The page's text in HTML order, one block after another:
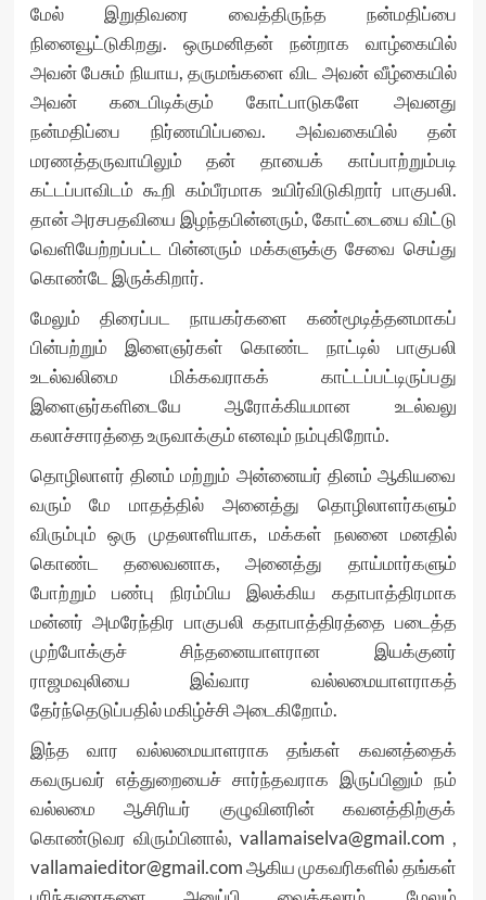
மேல் இறுதிவரை வைத்திருந்த நன்மதிப்பை
நினைவூட்டுகிறது. ஒருமனிதன் நன்றாக வாழ்கையில்
அவன் பேசும் நியாய, தருமங்களை விட அவன் வீழ்கையில்
அவன் கடைபிடிக்கும் கோட்பாடுகளே அவனது
நன்மதிப்பை நிர்ணயிப்பவை. அவ்வகையில் தன்
மரணத்தருவாயிலும் தன் தாயைக் காப்பாற்றும்படி
கட்டப்பாவிடம் கூறி கம்பீரமாக உயிர்விடுகிறார் பாகுபலி.
தான் அரசபதவியை இழந்தபின்னரும், கோட்டையை விட்டு
வெளியேற்றப்பட்ட பின்னரும் மக்களுக்கு சேவை செய்து
கொண்டே இருக்கிறார்.
மேலும் திரைப்பட நாயகர்களை கண்மூடித்தனமாகப்
பின்பற்றும் இளைஞர்கள் கொண்ட நாட்டில் பாகுபலி
உடல்வலிமை மிக்கவராகக் காட்டப்பட்டிருப்பது
இளைஞர்களிடையே ஆரோக்கியமான உடல்வலு
கலாச்சாரத்தை உருவாக்கும் எனவும் நம்புகிறோம்.
தொழிலாளர் தினம் மற்றும் அன்னையர் தினம் ஆகியவை
வரும் மே மாதத்தில் அனைத்து தொழிலாளர்களும்
விரும்பும் ஒரு முதலாளியாக, மக்கள் நலனை மனதில்
கொண்ட தலைவனாக, அனைத்து தாய்மார்களும்
போற்றும் பண்பு நிரம்பிய இலக்கிய கதாபாத்திரமாக
மன்னர் அமரேந்திர பாகுபலி கதாபாத்திரத்தை படைத்த
முற்போக்குச் சிந்தனையாளரான இயக்குனர்
ராஜமவுலியை இவ்வார வல்லமையாளராகத்
தேர்ந்தெடுப்பதில் மகிழ்ச்சி அடைகிறோம்.
இந்த வார வல்லமையாளராக தங்கள் கவனத்தைக்
கவருபவர் எத்துறையைச் சார்ந்தவராக இருப்பினும் நம்
வல்லமை ஆசிரியர் குழுவினரின் கவனத்திற்குக்
கொண்டுவர விரும்பினால், vallamaiselva@gmail.com ,
vallamaieditor@gmail.com ஆகிய முகவரிகளில் தங்கள்